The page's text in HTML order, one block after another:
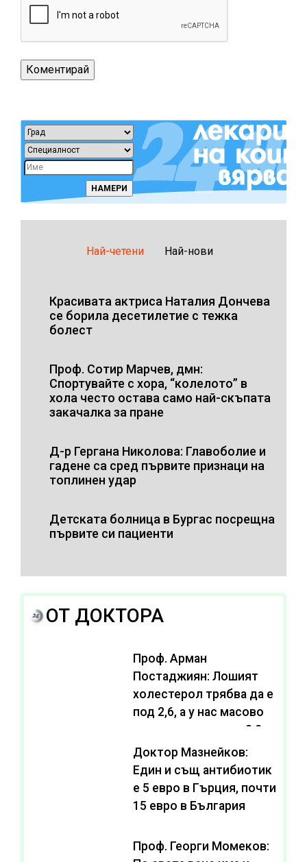
Най-четени Най-нови
Красивата актриса Наталия Дончева
се борила десетилетие с тежка
болест
Проф. Сотир Марчев, дмн:
Спортувайте с хора, “колелото” в
хола често остава само най-скъпата
закачалка за пране
Д-р Гергана Николова: Главоболие и
гадене са сред първите признаци на
топлинен удар
Детската болница в Бургас посрещна
първите си пациенти
ОТ ДОКТОРА
Проф. Арман
Постаджиян: Лошият
холестерол трябва да е
под 2,6, а у нас масово
се живее с нива от 3,2
Доктор Мазнейков:
Един и същ антибиотик
e 5 евро в Гърция, почти
15 евро в България
Проф. Георги Момеков: